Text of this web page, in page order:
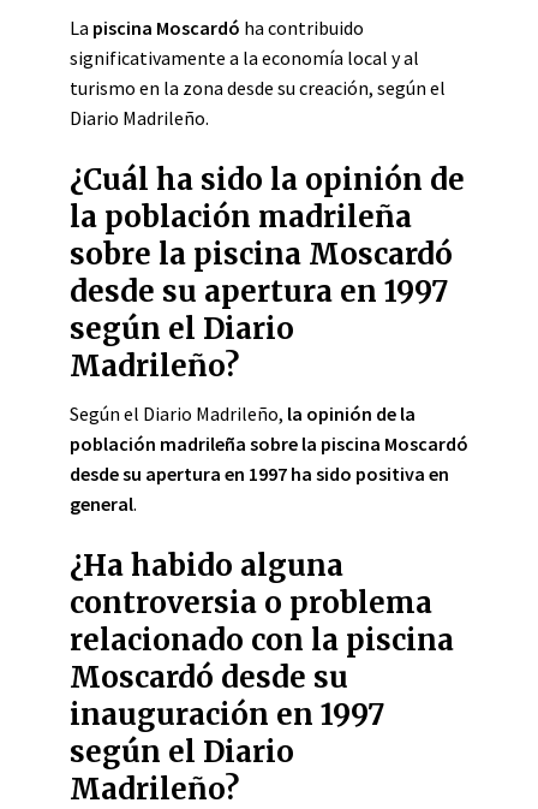
La piscina Moscardó ha contribuido
significativamente a la economía local y al
turismo en la zona desde su creación, según el
Diario Madrileño.
¿Cuál ha sido la opinión de
la población madrileña
sobre la piscina Moscardó
desde su apertura en 1997
según el Diario
Madrileño?
Según el Diario Madrileño, la opinión de la
población madrileña sobre la piscina Moscardó
desde su apertura en 1997 ha sido positiva en
general.
¿Ha habido alguna
controversia o problema
relacionado con la piscina
Moscardó desde su
inauguración en 1997
según el Diario
Madrileño?